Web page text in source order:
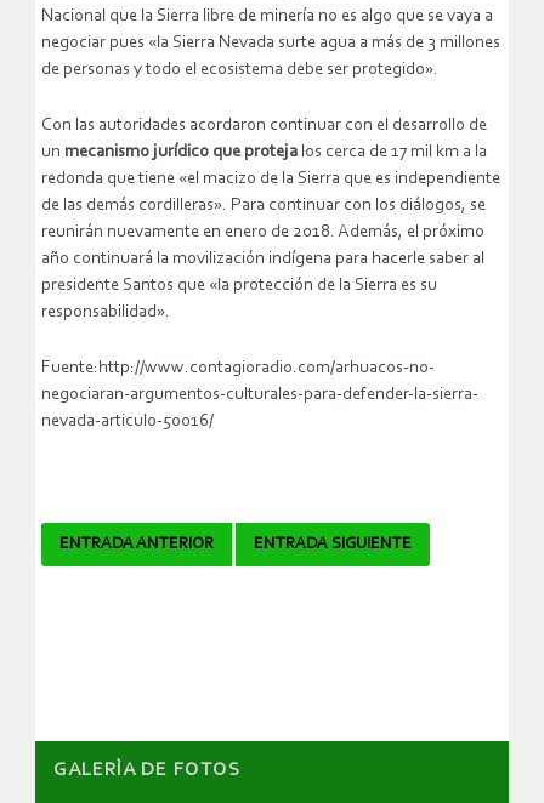
Nacional que la Sierra libre de minería no es algo que se vaya a
negociar pues «la Sierra Nevada surte agua a más de 3 millones
de personas y todo el ecosistema debe ser protegido».
Con las autoridades acordaron continuar con el desarrollo de
un mecanismo jurídico que proteja los cerca de 17 mil km a la
redonda que tiene «el macizo de la Sierra que es independiente
de las demás cordilleras». Para continuar con los diálogos, se
reunirán nuevamente en enero de 2018. Además, el próximo
año continuará la movilización indígena para hacerle saber al
presidente Santos que «la protección de la Sierra es su
responsabilidad».
Fuente:http://www.contagioradio.com/arhuacos-no-
negociaran-argumentos-culturales-para-defender-la-sierra-
nevada-articulo-50016/
Navegador
ENTRADA ANTERIOR ENTRADA SIGUIENTE
GALERÌA DE FOTOS